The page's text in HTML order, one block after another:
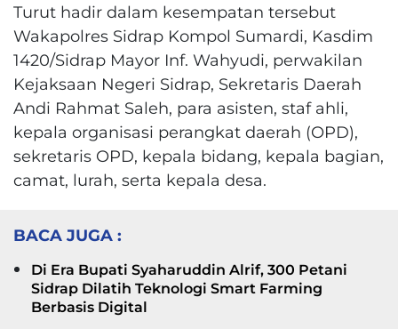
Turut hadir dalam kesempatan tersebut
Wakapolres Sidrap Kompol Sumardi, Kasdim
1420/Sidrap Mayor Inf. Wahyudi, perwakilan
Kejaksaan Negeri Sidrap, Sekretaris Daerah
Andi Rahmat Saleh, para asisten, staf ahli,
kepala organisasi perangkat daerah (OPD),
sekretaris OPD, kepala bidang, kepala bagian,
camat, lurah, serta kepala desa.
BACA JUGA :
Di Era Bupati Syaharuddin Alrif, 300 Petani
Sidrap Dilatih Teknologi Smart Farming
Berbasis Digital